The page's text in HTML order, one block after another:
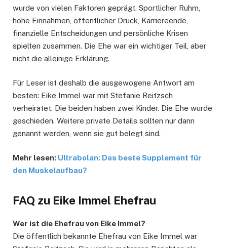
wurde von vielen Faktoren geprägt. Sportlicher Ruhm,
hohe Einnahmen, öffentlicher Druck, Karriereende,
finanzielle Entscheidungen und persönliche Krisen
spielten zusammen. Die Ehe war ein wichtiger Teil, aber
nicht die alleinige Erklärung.
Für Leser ist deshalb die ausgewogene Antwort am
besten: Eike Immel war mit Stefanie Reitzsch
verheiratet. Die beiden haben zwei Kinder. Die Ehe wurde
geschieden. Weitere private Details sollten nur dann
genannt werden, wenn sie gut belegt sind.
Mehr lesen: Ultrabolan: Das beste Supplement für
den Muskelaufbau?
FAQ zu Eike Immel Ehefrau
Wer ist die Ehefrau von Eike Immel?
Die öffentlich bekannte Ehefrau von Eike Immel war